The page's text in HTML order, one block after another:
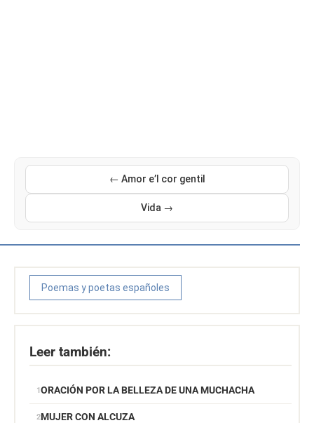
← Amor e’l cor gentil
Vida →
Poemas y poetas españoles
Leer también:
ORACIÓN POR LA BELLEZA DE UNA MUCHACHA
MUJER CON ALCUZA